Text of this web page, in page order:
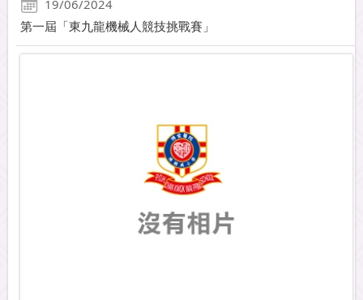
19/06/2024
第一屆「東九龍機械人競技挑戰賽」